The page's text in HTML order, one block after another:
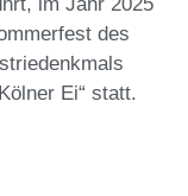
des
Ei“ statt.